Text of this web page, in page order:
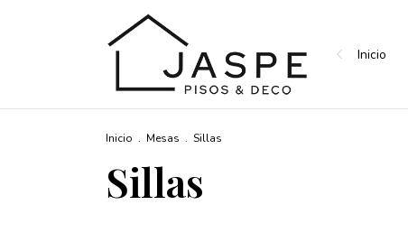
Inicio
Inicio . Mesas . Sillas
Sillas